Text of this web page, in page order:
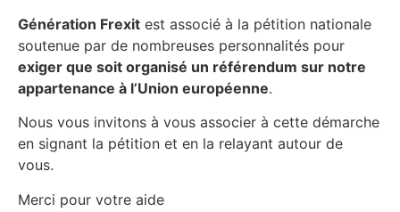
Génération Frexit est associé à la pétition nationale
soutenue par de nombreuses personnalités pour
exiger que soit organisé un référendum sur notre
appartenance à l’Union européenne.
Nous vous invitons à vous associer à cette démarche
en signant la pétition et en la relayant autour de
vous.
Merci pour votre aide